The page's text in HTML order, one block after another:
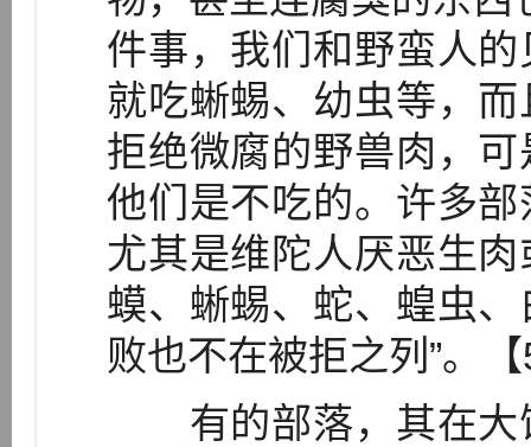
件事，我们和野蛮人
就吃蜥蜴、幼虫等，
拒绝微腐的野兽肉，
他们是不吃的。许多
尤其是维陀人厌恶生
蟆、蜥蜴、蛇、蝗虫
败也不在被拒之列”。
有的部落，其在大